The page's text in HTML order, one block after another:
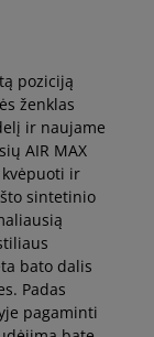
man
man
man
man
poziciją
ženklas
ir naujame
AIR MAX
kvėpuoti ir
sintetinio
bato dalis
Padas
pagaminti